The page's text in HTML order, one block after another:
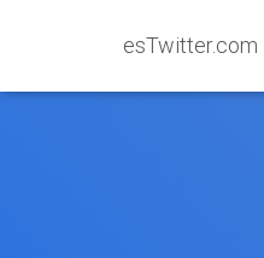
esTwitter.com